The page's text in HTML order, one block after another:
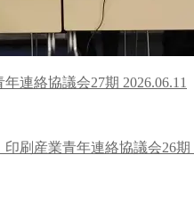
連絡協議会27期 2026.06.11
刷産業青年連絡協議会26期